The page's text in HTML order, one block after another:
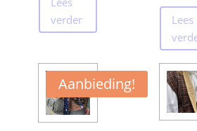
verder
Lees
Aanbieding!